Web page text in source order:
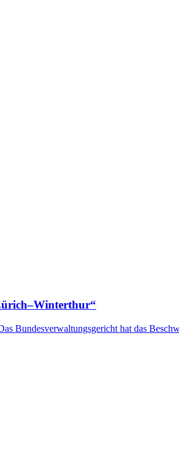
Bundesverwaltungsgericht hat das